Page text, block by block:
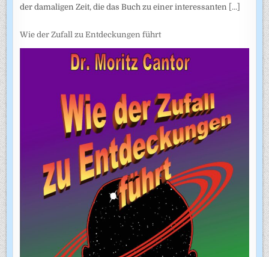
der damaligen Zeit, die das Buch zu einer interessanten [...]
Wie der Zufall zu Entdeckungen führt